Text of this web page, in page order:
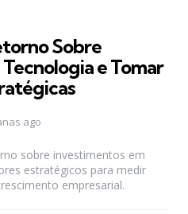
Sobre
e Tomar
ago
sobre investimentos em
estratégicos para medir
empresarial.